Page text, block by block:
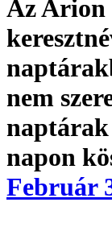
Az Arion
nem
naptárak
napon
Február